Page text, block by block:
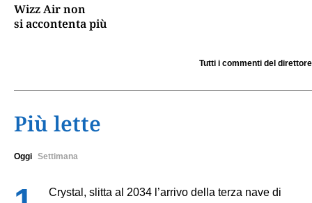
Wizz Air non
si accontenta più
Tutti i commenti del direttore
Più lette
Oggi Settimana
Crystal, slitta al 2034 l’arrivo della terza nave di